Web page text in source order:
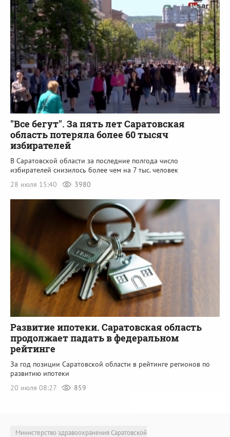
"Все бегут". За пять лет Саратовская
область потеряла более 60 тысяч
избирателей
В Саратовской области за последние полгода число
избирателей снизилось более чем на 7 тыс. человек
28 июля 15:40
3980
Развитие ипотеки. Саратовская область
продолжает падать в федеральном
рейтинге
За год позиции Саратовской области в рейтинге регионов по
развитию ипотеки
20 июля 08:27
859
Министерство здравоохранения Саратовской